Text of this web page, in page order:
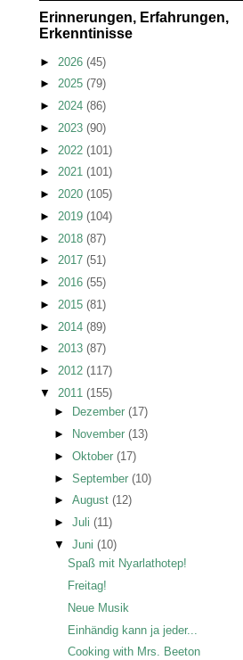
Erinnerungen, Erfahrungen,
Erkenntinisse
► 2026 (45)
► 2025 (79)
► 2024 (86)
► 2023 (90)
► 2022 (101)
► 2021 (101)
► 2020 (105)
► 2019 (104)
► 2018 (87)
► 2017 (51)
► 2016 (55)
► 2015 (81)
► 2014 (89)
► 2013 (87)
► 2012 (117)
▼ 2011 (155)
►
Dezember (17)
►
November (13)
► Oktober (17)
► September (10)
► August (12)
► Juli (11)
▼ Juni (10)
Spaß mit Nyarlathotep!
Freitag!
Neue Musik
Einhändig kann ja jeder...
Cooking with Mrs. Beeton